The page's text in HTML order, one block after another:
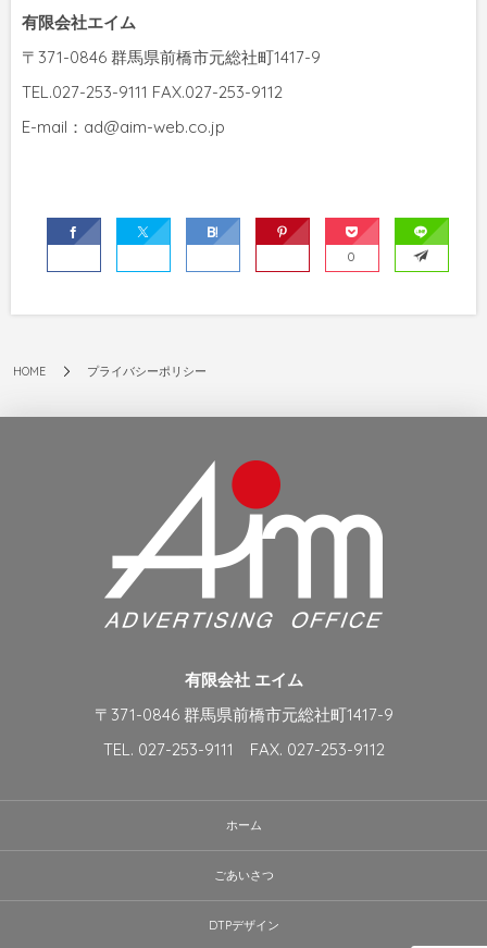
有限会社エイム
〒371-0846 群馬県前橋市元総社町1417-9
TEL.027-253-9111 FAX.027-253-9112
E-mail：ad@aim-web.co.jp
0
HOME プライバシーポリシー
有限会社 エイム
〒371-0846 群馬県前橋市元総社町1417-9
TEL. 027-253-9111 FAX. 027-253-9112
ホーム
ごあいさつ
DTPデザイン